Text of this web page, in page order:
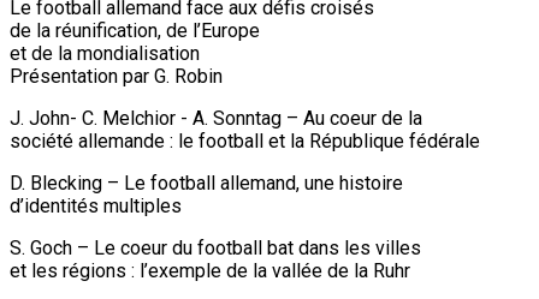
Le football allemand face aux défis croisés
de la réunification, de l’Europe
et de la mondialisation
Présentation par G. Robin
J. John- C. Melchior - A. Sonntag – Au coeur de la
société allemande : le football et la République fédérale
D. Blecking – Le football allemand, une histoire
d’identités multiples
S. Goch – Le coeur du football bat dans les villes
et les régions : l’exemple de la vallée de la Ruhr